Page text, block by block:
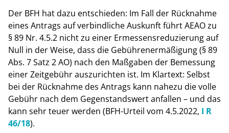
Der BFH hat dazu entschieden: Im Fall der Rücknahme
eines Antrags auf verbindliche Auskunft führt AEAO zu
§ 89 Nr. 4.5.2 nicht zu einer Ermessensreduzierung auf
Null in der Weise, dass die Gebührenermäßigung (§ 89
Abs. 7 Satz 2 AO) nach den Maßgaben der Bemessung
einer Zeitgebühr auszurichten ist. Im Klartext: Selbst
bei der Rücknahme des Antrags kann nahezu die volle
Gebühr nach dem Gegenstandswert anfallen – und das
kann sehr teuer werden (BFH-Urteil vom 4.5.2022, I R
46/18).